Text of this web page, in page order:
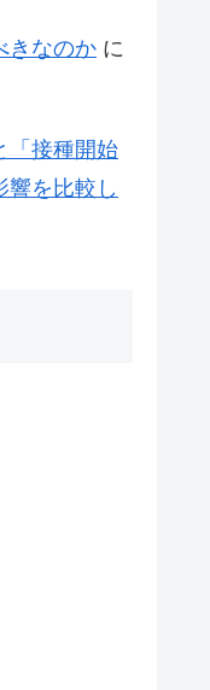
きなのか に
「接種開始
響を比較し